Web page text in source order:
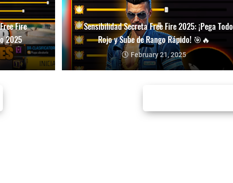
Fire
2025
✅ Sensibilidad Secreta Free Fire 2025: ¡Pega Todo
Rojo y Sube de Rango Rápido! 🎯🔥
February 21, 2025